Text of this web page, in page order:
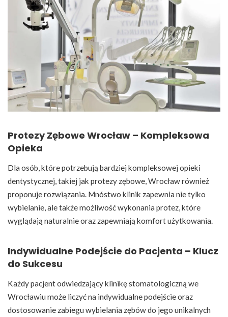
Protezy Zębowe Wrocław – Kompleksowa
Opieka
Dla osób, które potrzebują bardziej kompleksowej opieki
dentystycznej, takiej jak protezy zębowe, Wrocław również
proponuje rozwiązania. Mnóstwo klinik zapewnia nie tylko
wybielanie, ale także możliwość wykonania protez, które
wyglądają naturalnie oraz zapewniają komfort użytkowania.
Indywidualne Podejście do Pacjenta – Klucz
do Sukcesu
Każdy pacjent odwiedzający klinikę stomatologiczną we
Wrocławiu może liczyć na indywidualne podejście oraz
dostosowanie zabiegu wybielania zębów do jego unikalnych